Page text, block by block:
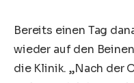
Bereits einen Tag
wieder auf den
die Klinik. „Nach der